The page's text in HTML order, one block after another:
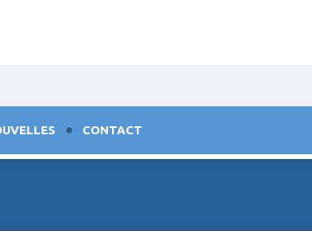
CONTACT